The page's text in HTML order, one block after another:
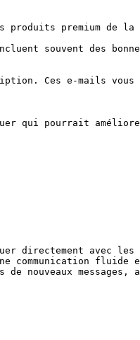
qui pourrait
directement avec les
communication
nouveaux messages,